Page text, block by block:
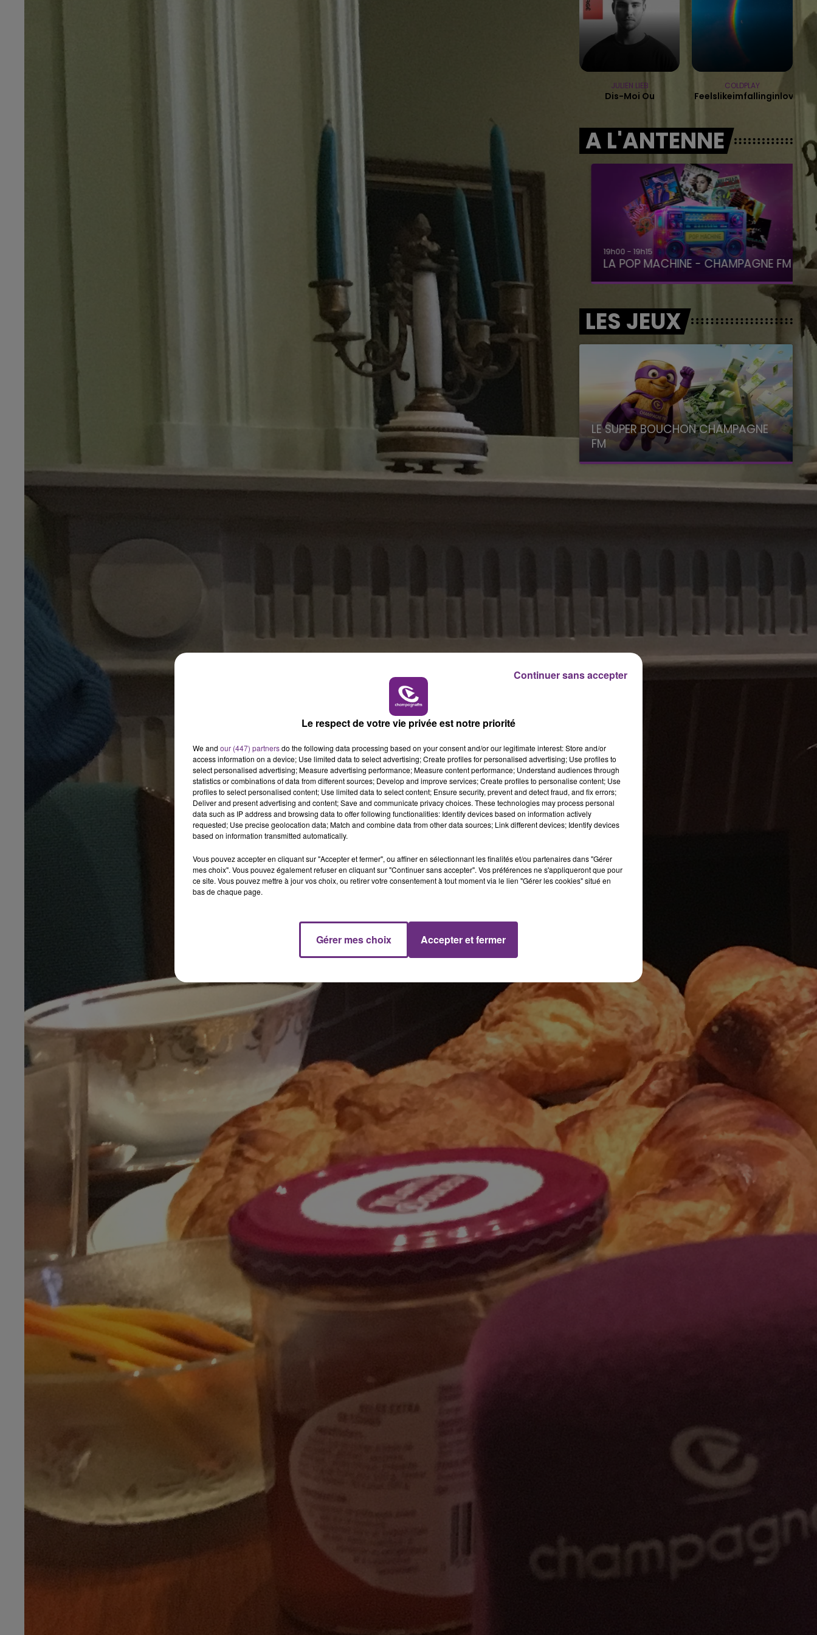
14h00 - 15h00 15h00 - 19h00
LE CLUB CHAMPAGNE FM
JULIEN LIEB
Dis-Moi Ou
COLDPLAY
Feelslikeimfallinginlove
A L'ANTENNE
15h00 - 19h00
Le Club Champagne FM
19h00 - 19h15
LA POP MACHINE - CHAMPAGNE FM
LES JEUX
LE SUPER BOUCHON CHAMPAGNE
FM
avec La Famille Champagne FM, à 8H10
Le respect de votre vie privée est notre priorité
We and our (447) partnersdo the following data processing based on your consent and/or our legitimate interest: Store and/or
access information on a device; Use limited data to select advertising; Create profiles for personalised advertising; Use profiles to
select personalised advertising; Measure advertising performance; Measure content performance; Understand audiences through
statistics or combinations of data from different sources; Develop and improve services; Create profiles to personalise content; Use
profiles to select personalised content; Use limited data to select content; Ensure security, prevent and detect fraud, and fix errors;
Deliver and present advertising and content; Save and communicate privacy choices. These technologies may process personal
data such as IP address and browsing data to offer following functionalities: Identify devices based on information actively
requested; Use precise geolocation data; Match and combine data from other data sources; Link different devices; Identify devices
based on information transmitted automatically.
Vous pouvez accepter en cliquant sur "Accepter et fermer", ou affiner en sélectionnant les finalités et/ou partenaires dans "Gérer
mes choix". Vous pouvez également refuser en cliquant sur "Continuer sans accepter". Vos préférences ne s'appliqueront que pour
ce site. Vous pouvez mettre à jour vos choix, ou retirer votre consentement à tout moment via le lien "Gérer les cookies" situé en
bas de chaque page.
Gérer mes choix Accepter et fermer
Continuer sans accepter